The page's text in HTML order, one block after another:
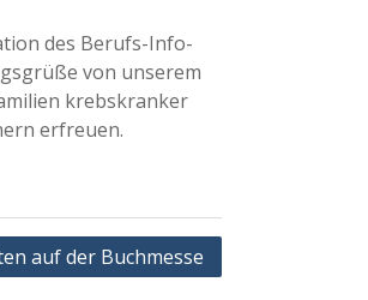
des Berufs-Info-
von unserem
krebskranker
erfreuen.
auf der Buchmesse